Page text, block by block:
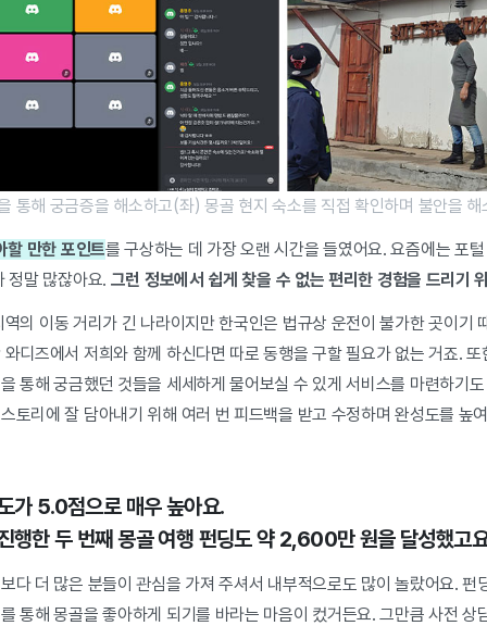
통해 궁금증을 해소하고(좌) 몽골 현지 숙소를 직접 확인하며 불안을
할 만한 포인트를 구상하는 데 가장 오랜 시간을 들였어요.요즘에는 포
정말 많잖아요. 그런 정보에서 쉽게 찾을 수 없는 편리한 경험을 드리기
의 이동 거리가 긴 나라이지만 한국인은 법규상 운전이 불가한 곳이기
디즈에서 저희와 함께 하신다면 따로 동행을 구할 필요가 없는 거죠.또
통해 궁금했던 것들을 세세하게 물어보실 수 있게 서비스를 마련하기
토리에 잘 담아내기 위해 여러 번 피드백을 받고 수정하며 완성도를 높
가 5.0점으로 매우 높아요.
행한 두 번째 몽골 여행 펀딩도 약 2,600만 원을 달성했고
다 더 많은 분들이 관심을 가져 주셔서 내부적으로도 많이 놀랐어요. 펀
통해 몽골을 좋아하게 되기를 바라는 마음이 컸거든요. 그만큼 사전 상